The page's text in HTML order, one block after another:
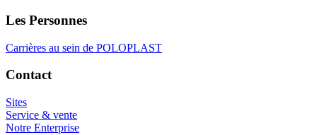
Les Personnes
Carrières au sein de POLOPLAST
Contact
Sites
Service & vente
Notre Enterprise